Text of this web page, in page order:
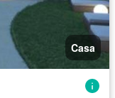
Casa